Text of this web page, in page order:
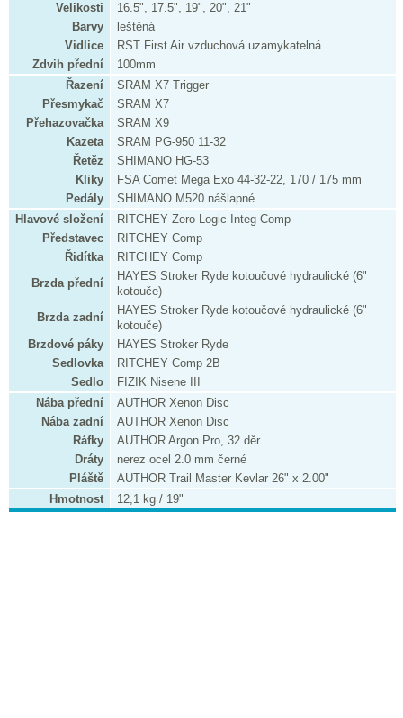
Velikosti
16.5", 17.5", 19", 20", 21"
Barvy
leštěná
Vidlice
RST First Air vzduchová uzamykatelná
Zdvih přední
100mm
Řazení
SRAM X7 Trigger
Přesmykač
SRAM X7
Přehazovačka
SRAM X9
Kazeta
SRAM PG-950 11-32
Řetěz
SHIMANO HG-53
Kliky
FSA Comet Mega Exo 44-32-22, 170 / 175 mm
Pedály
SHIMANO M520 nášlapné
Hlavové složení
RITCHEY Zero Logic Integ Comp
Představec
RITCHEY Comp
Řidítka
RITCHEY Comp
Brzda přední
HAYES Stroker Ryde kotoučové hydraulické (6"
kotouče)
Brzda zadní
HAYES Stroker Ryde kotoučové hydraulické (6"
kotouče)
Brzdové páky
HAYES Stroker Ryde
Sedlovka
RITCHEY Comp 2B
Sedlo
FIZIK Nisene III
Nába přední
AUTHOR Xenon Disc
Nába zadní
AUTHOR Xenon Disc
Ráfky
AUTHOR Argon Pro, 32 děr
Dráty
nerez ocel 2.0 mm černé
Pláště
AUTHOR Trail Master Kevlar 26" x 2.00"
Hmotnost
12,1 kg / 19"